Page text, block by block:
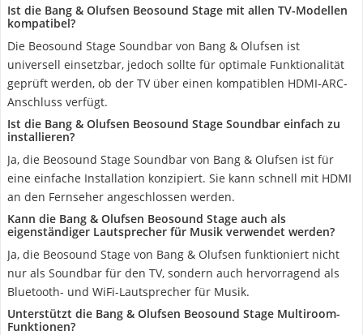
Ist die Bang & Olufsen Beosound Stage mit allen TV-Modellen
kompatibel?
Die Beosound Stage Soundbar von Bang & Olufsen ist
universell einsetzbar, jedoch sollte für optimale Funktionalität
geprüft werden, ob der TV über einen kompatiblen HDMI-ARC-
Anschluss verfügt.
Ist die Bang & Olufsen Beosound Stage Soundbar einfach zu
installieren?
Ja, die Beosound Stage Soundbar von Bang & Olufsen ist für
eine einfache Installation konzipiert. Sie kann schnell mit HDMI
an den Fernseher angeschlossen werden.
Kann die Bang & Olufsen Beosound Stage auch als
eigenständiger Lautsprecher für Musik verwendet werden?
Ja, die Beosound Stage von Bang & Olufsen funktioniert nicht
nur als Soundbar für den TV, sondern auch hervorragend als
Bluetooth- und WiFi-Lautsprecher für Musik.
Unterstützt die Bang & Olufsen Beosound Stage Multiroom-
Funktionen?